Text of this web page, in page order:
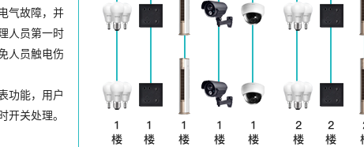
气故障，并
人员第一时
人员触电伤
功能，用户
关处理。